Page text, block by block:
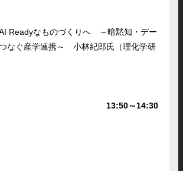
ものづくりへ ～暗黙知・デー
なぐ産学連携～ 小林紀郎氏（理化学研
所）
13:50～14:30
の実践